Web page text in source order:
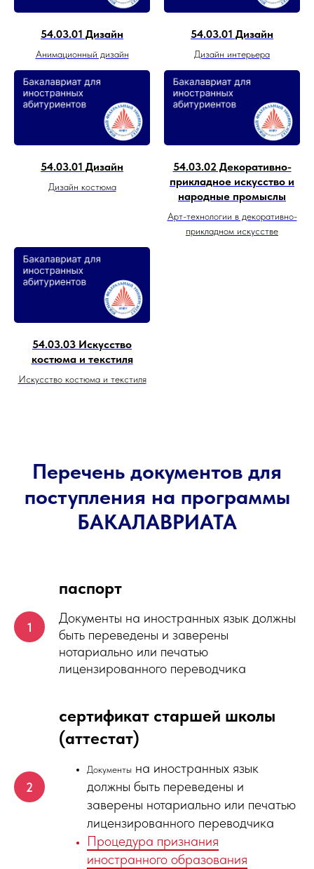
54.03.01 Дизайн
Анимационный дизайн
54.03.01 Дизайн
Дизайн интерьера
54.03.01 Дизайн
Дизайн костюма
54.03.02 Декоративно-
прикладное искусство и
народные промыслы
Арт-технологии в декоративно-
прикладном искусстве
54.03.03 Искусство
костюма и текстиля
Искусство костюма и текстиля
Перечень документов для
поступления на программы
БАКАЛАВРИАТА
паспорт
Документы на иностранных язык должны
быть переведены и заверены
нотариально или печатью
лицензированного переводчика
сертификат старшей школы
(аттестат)
Документы на иностранных язык
должны быть переведены и
заверены нотариально или печатью
лицензированного переводчика
Процедура признания
иностранного образования